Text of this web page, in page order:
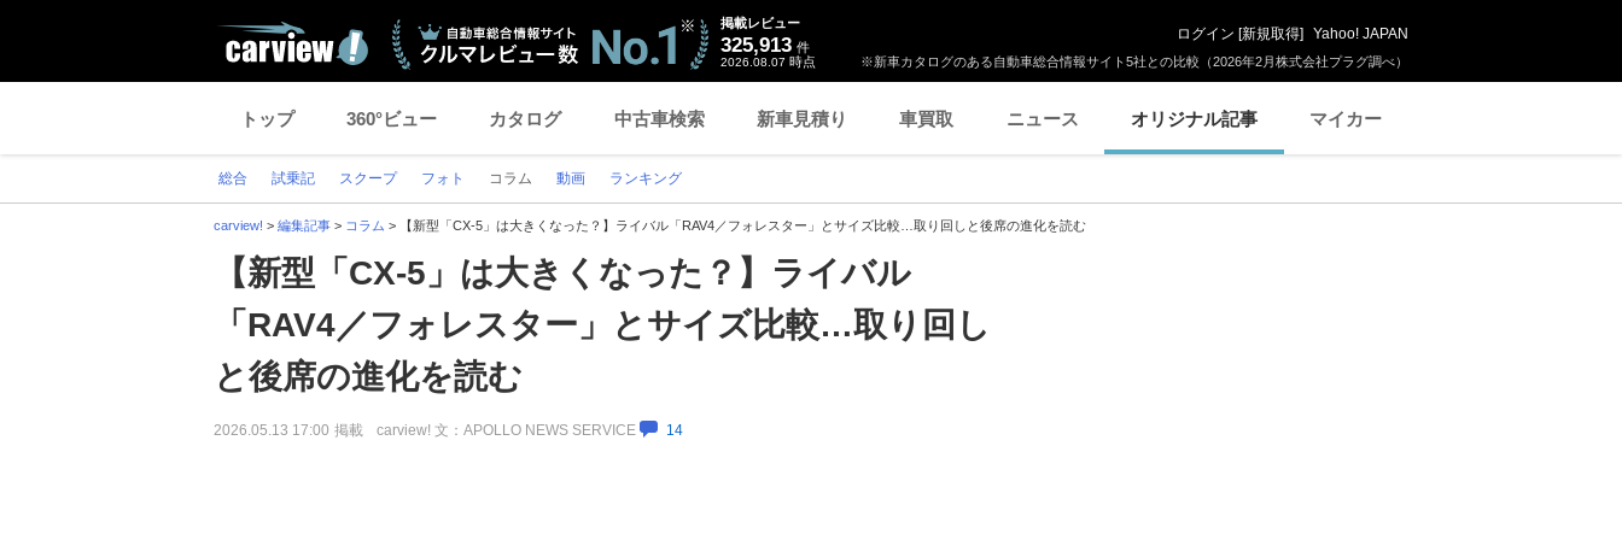
※新車カタログのある自動車総合情報サイト5社との比較（2026年2月株式会社プラグ調べ）
掲載レビュー
325,913 件
2026.08.07 時点
ログイン [新規取得] Yahoo! JAPAN
トップ 360°ビュー カタログ 中古車検索 新車見積り 車買取 ニュース オリジナル記事 マイカー
総合 試乗記 スクープ フォト コラム 動画 ランキング
carview! > 編集記事 > コラム > 【新型「CX-5」は大きくなった？】ライバル「RAV4／フォレスター」とサイズ比較…取り回しと後席の進化を読む
【新型「CX-5」は大きくなった？】ライバル
「RAV4／フォレスター」とサイズ比較…取り回し
と後席の進化を読む
2026.05.13 17:00 掲載 carview! 文：APOLLO NEWS SERVICE 14